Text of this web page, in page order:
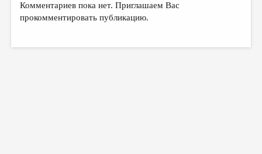
Комментариев пока нет. Приглашаем Вас
прокомментировать публикацию.